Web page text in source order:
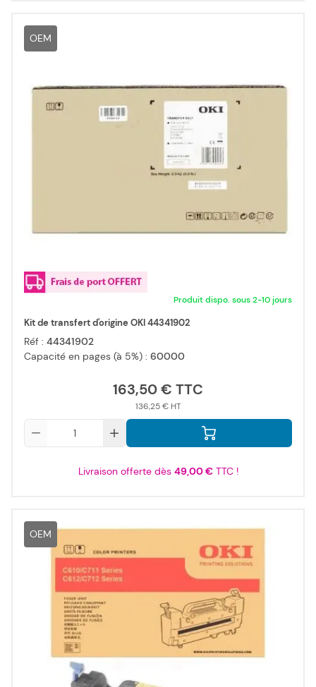
OEM
Produit dispo. sous 2-10 jours
Kit de transfert d'origine OKI 44341902
Réf : 44341902
Capacité en pages (à 5%) : 60000
163,50 €
136,25 €
Livraison offerte dès 49,00 €TTC !
OEM